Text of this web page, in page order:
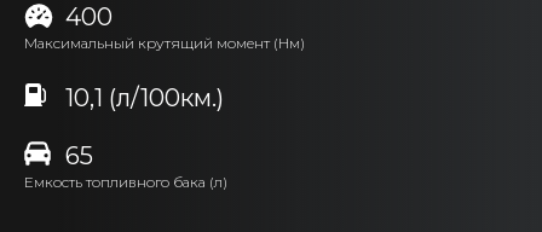
400
Максимальный крутящий момент (Нм)
10,1 (л/100км.)
65
Емкость топливного бака (л)